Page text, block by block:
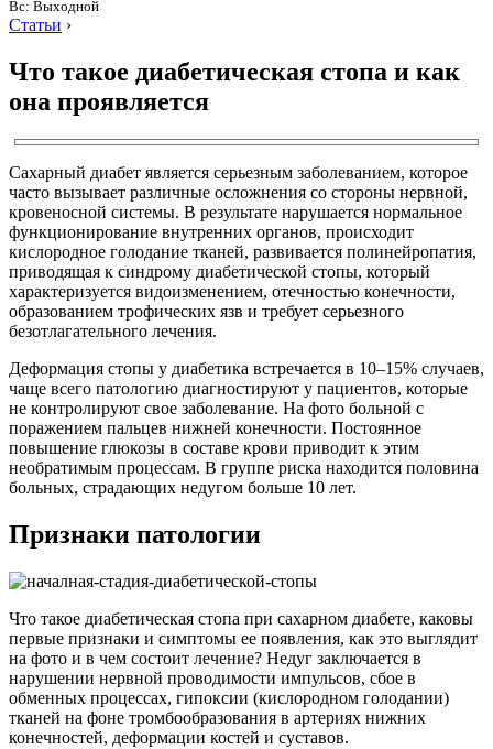
Вс: Выходной
Статьи ›
Что такое диабетическая стопа и как
она проявляется
Сахарный диабет является серьезным заболеванием, которое
часто вызывает различные осложнения со стороны нервной,
кровеносной системы. В результате нарушается нормальное
функционирование внутренних органов, происходит
кислородное голодание тканей, развивается полинейропатия,
приводящая к синдрому диабетической стопы, который
характеризуется видоизменением, отечностью конечности,
образованием трофических язв и требует серьезного
безотлагательного лечения.
Деформация стопы у диабетика встречается в 10–15% случаев,
чаще всего патологию диагностируют у пациентов, которые
не контролируют свое заболевание. На фото больной с
поражением пальцев нижней конечности. Постоянное
повышение глюкозы в составе крови приводит к этим
необратимым процессам. В группе риска находится половина
больных, страдающих недугом больше 10 лет.
Признаки патологии
Что такое диабетическая стопа при сахарном диабете, каковы
первые признаки и симптомы ее появления, как это выглядит
на фото и в чем состоит лечение? Недуг заключается в
нарушении нервной проводимости импульсов, сбое в
обменных процессах, гипоксии (кислородном голодании)
тканей на фоне тромбообразования в артериях нижних
конечностей, деформации костей и суставов.